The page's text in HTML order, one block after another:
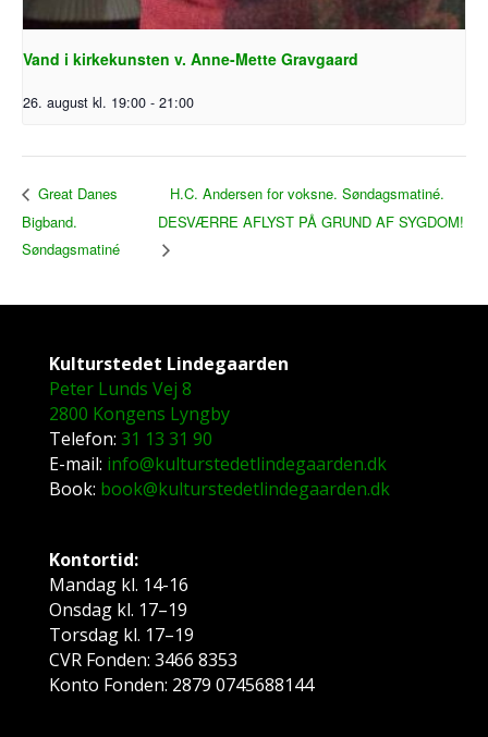
Vand i kirkekunsten v. Anne-Mette Gravgaard
26. august kl. 19:00 - 21:00
Great Danes
Bigband.
Søndagsmatiné
H.C. Andersen for voksne. Søndagsmatiné.
DESVÆRRE AFLYST PÅ GRUND AF SYGDOM!
Kulturstedet Lindegaarden
Peter Lunds Vej 8
2800 Kongens Lyngby
Telefon: 31 13 31 90
E-mail: info@kulturstedetlindegaarden.dk
Book: book@kulturstedetlindegaarden.dk
Kontortid:
Mandag kl. 14-16
Onsdag kl. 17–19
Torsdag kl. 17–19
CVR Fonden: 3466 8353
Konto Fonden: 2879 0745688144